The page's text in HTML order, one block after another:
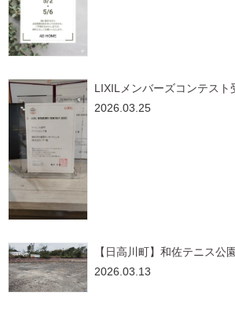
LIXILメンバーズコンテスト
2026.03.25
【日高川町】和佐テニス公
2026.03.13